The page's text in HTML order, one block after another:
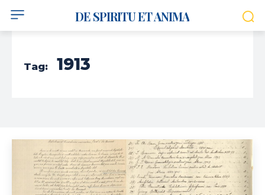
DE SPIRITU ET ANIMA
Tag: 1913